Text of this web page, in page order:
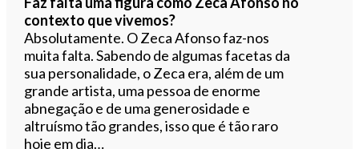
contexto que vivemos?
Absolutamente. O Zeca Afonso faz-nos
muita falta. Sabendo de algumas facetas da
sua personalidade, o Zeca era, além de um
grande artista, uma pessoa de enorme
abnegação e de uma generosidade e
altruísmo tão grandes, isso que é tão raro
hoje em dia…